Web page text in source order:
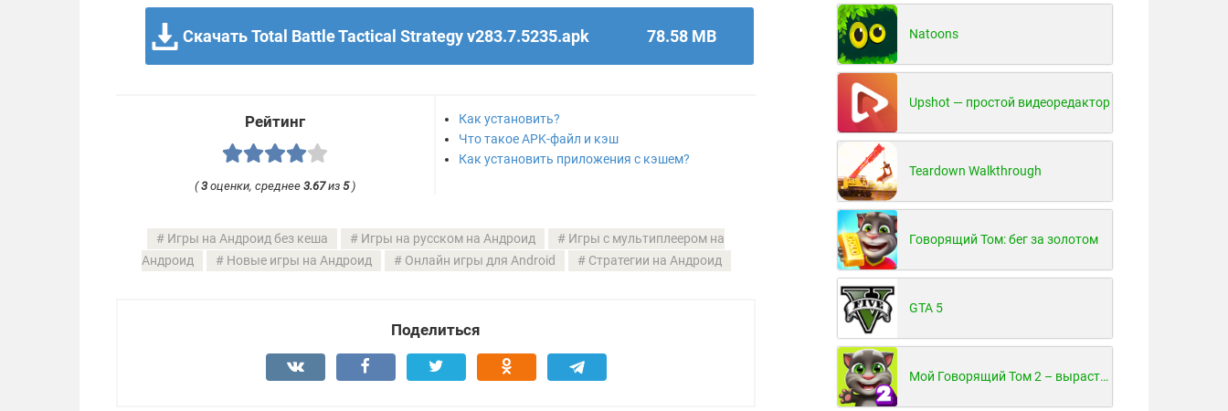
Скачать Total Battle Tactical Strategy v283.7.5235.apk 78.58 MB
Рейтинг
(3 оценки, среднее 3.67из 5)
Как установить?
Что такое APK-файл и кэш
Как установить приложения с кэшем?
Игры на Андроид без кеша Игры на русском на Андроид
Игры с мультиплеером на
Андроид
Новые игры на Андроид Онлайн игры для Android Стратегии на Андроид
Поделиться
Natoons
Upshot — простой видеоредактор
Teardown Walkthrough
Говорящий Том: бег за золотом
GTA 5
Мой Говорящий Том 2 – вырасти и воспитай своего котенка